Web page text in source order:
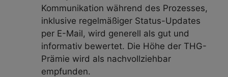
Kommunikation während des Prozesses,
inklusive regelmäßiger Status-Updates
per E-Mail, wird generell als gut und
informativ bewertet. Die Höhe der THG-
Prämie wird als nachvollziehbar
empfunden.